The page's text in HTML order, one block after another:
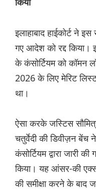
किया
इलाहाबाद हाईकोर्ट ने
गए आदेश को रद्द
के कंसोर्टियम को कॉमन
2026 के लिए मेरिट
था।
ऐसा करके जस्टिस
चतुर्वेदी की डिवीज़न
कंसोर्टियम द्वारा जारी
किया। यह आंसर-की
की समीक्षा करने के बाद